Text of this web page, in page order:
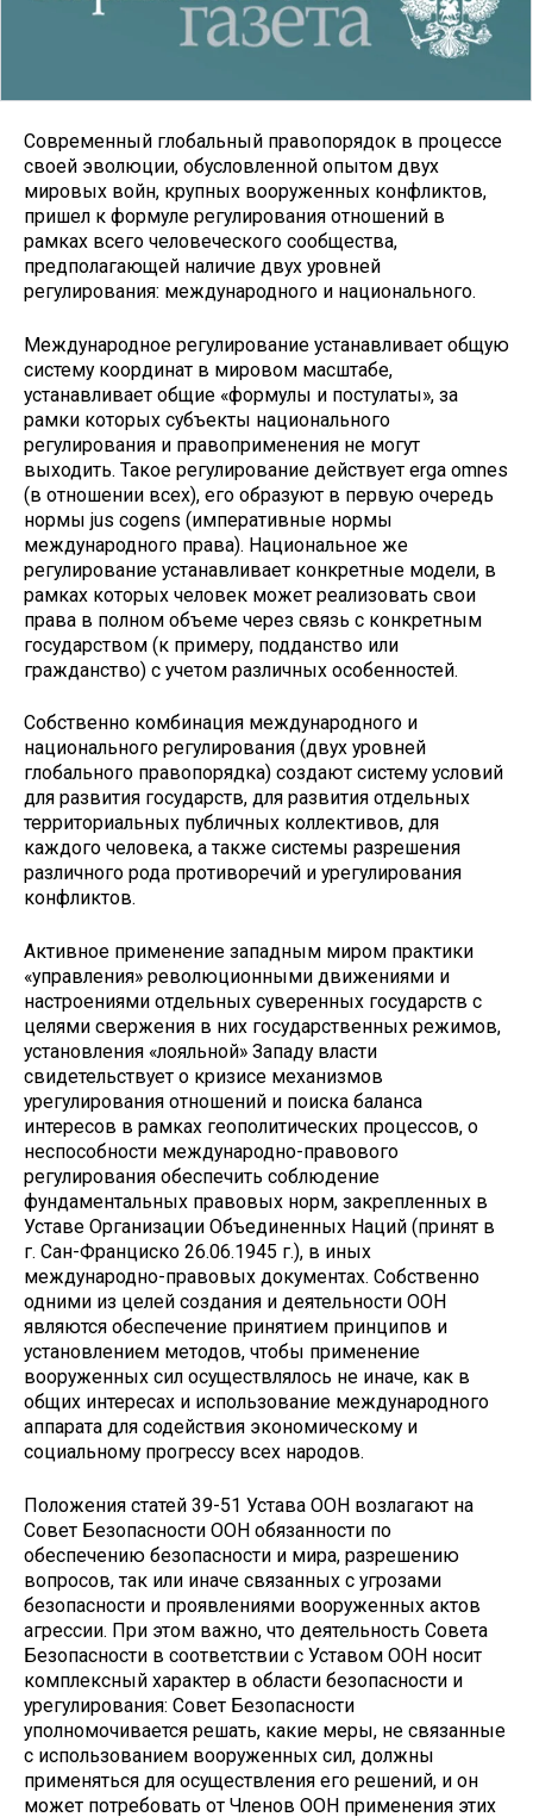
Современный глобальный правопорядок в процессе
своей эволюции, обусловленной опытом двух
мировых войн, крупных вооруженных конфликтов,
пришел к формуле регулирования отношений в
рамках всего человеческого сообщества,
предполагающей наличие двух уровней
регулирования: международного и национального.
Международное регулирование устанавливает общую
систему координат в мировом масштабе,
устанавливает общие «формулы и постулаты», за
рамки которых субъекты национального
регулирования и правоприменения не могут
выходить. Такое регулирование действует erga omnes
(в отношении всех), его образуют в первую очередь
нормы jus cogens (императивные нормы
международного права). Национальное же
регулирование устанавливает конкретные модели, в
рамках которых человек может реализовать свои
права в полном объеме через связь с конкретным
государством (к примеру, подданство или
гражданство) с учетом различных особенностей.
Собственно комбинация международного и
национального регулирования (двух уровней
глобального правопорядка) создают систему условий
для развития государств, для развития отдельных
территориальных публичных коллективов, для
каждого человека, а также системы разрешения
различного рода противоречий и урегулирования
конфликтов.
Активное применение западным миром практики
«управления» революционными движениями и
настроениями отдельных суверенных государств с
целями свержения в них государственных режимов,
установления «лояльной» Западу власти
свидетельствует о кризисе механизмов
урегулирования отношений и поиска баланса
интересов в рамках геополитических процессов, о
неспособности международно-правового
регулирования обеспечить соблюдение
фундаментальных правовых норм, закрепленных в
Уставе Организации Объединенных Наций (принят в
г. Сан-Франциско 26.06.1945 г.), в иных
международно-правовых документах. Собственно
одними из целей создания и деятельности ООН
являются обеспечение принятием принципов и
установлением методов, чтобы применение
вооруженных сил осуществлялось не иначе, как в
общих интересах и использование международного
аппарата для содействия экономическому и
социальному прогрессу всех народов.
Положения статей 39-51 Устава ООН возлагают на
Совет Безопасности ООН обязанности по
обеспечению безопасности и мира, разрешению
вопросов, так или иначе связанных с угрозами
безопасности и проявлениями вооруженных актов
агрессии. При этом важно, что деятельность Совета
Безопасности в соответствии с Уставом ООН носит
комплексный характер в области безопасности и
урегулирования: Совет Безопасности
уполномочивается решать, какие меры, не связанные
с использованием вооруженных сил, должны
применяться для осуществления его решений, и он
может потребовать от Членов ООН применения этих